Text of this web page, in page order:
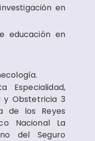
en
educación en
Especialidad,
y Obstetricia 3
de los Reyes
Nacional La
del Seguro